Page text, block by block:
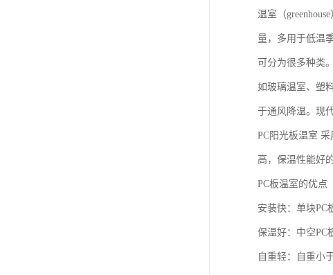
温室（
量，多用于低温
可分为很多种类。
如玻璃温室、塑
于通风降温。现
PC阳光板温室
高，保温性能好
PC板温室的优点
安装快：单块PC
保温好：中空PC
自重轻：自重小